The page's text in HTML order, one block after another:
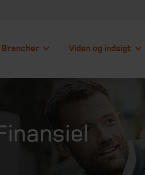
Brancher Viden og indsigt